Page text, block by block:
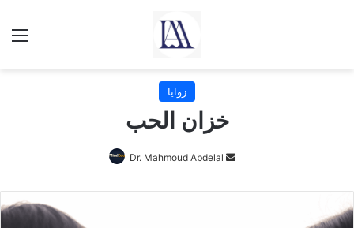
Menu
زوايا
خزان الحب
Dr. Mahmoud Abdelal
Send
email